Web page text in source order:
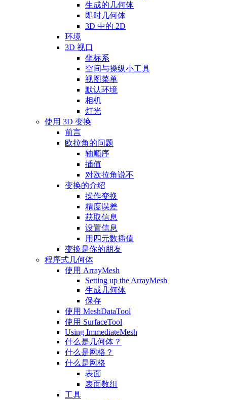
生成的几何体
即时几何体
3D 中的 2D
环境
3D 视口
坐标系
空间与操纵小工具
视图菜单
默认环境
相机
灯光
使用 3D 变换
前言
欧拉角的问题
轴顺序
插值
对欧拉角说不
变换的介绍
操作变换
精度误差
获取信息
设置信息
用四元数插值
变换是你的朋友
程序式几何体
使用 ArrayMesh
Setting up the ArrayMesh
生成几何体
保存
使用 MeshDataTool
使用 SurfaceTool
Using ImmediateMesh
什么是几何体？
什么是网格？
什么是网格
表面
表面数组
工具